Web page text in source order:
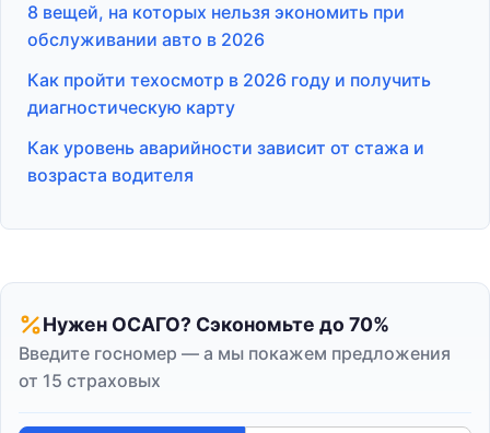
8 вещей, на которых нельзя экономить при
обслуживании авто в 2026
Как пройти техосмотр в 2026 году и получить
диагностическую карту
Как уровень аварийности зависит от стажа и
возраста водителя
Нужен ОСАГО? Сэкономьте до 70%
Введите госномер — а мы покажем предложения
от 15 страховых